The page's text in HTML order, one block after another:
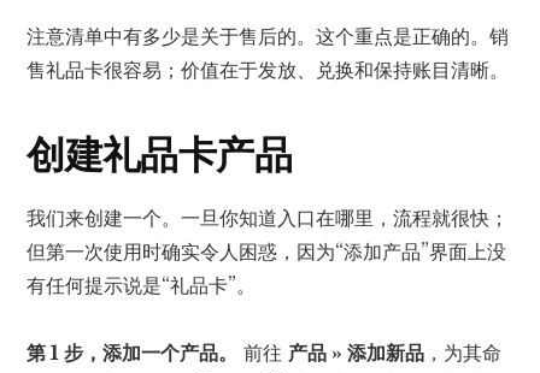
注意清单中有多少是关于售后的。这个重点是正确的。销
售礼品卡很容易；价值在于发放、兑换和保持账目清晰。
创建礼品卡产品
我们来创建一个。一旦你知道入口在哪里，流程就很快；
但第一次使用时确实令人困惑，因为“添加产品”界面上没
有任何提示说是“礼品卡”。
第 1 步，添加一个产品。 前往 产品 » 添加新品 ，为其命